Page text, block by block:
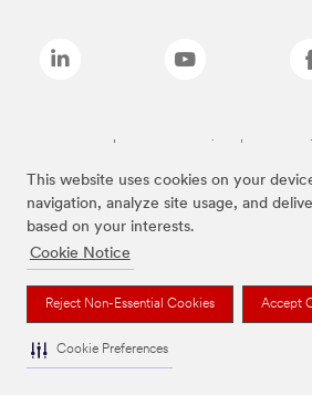
This website uses cookies on your
navigation, analyze site usage, and
based on your interests.
Cookie Notice
Reject Non-Essential Cookies Accept
Cookie Preferences
Las marcas mencionadas son